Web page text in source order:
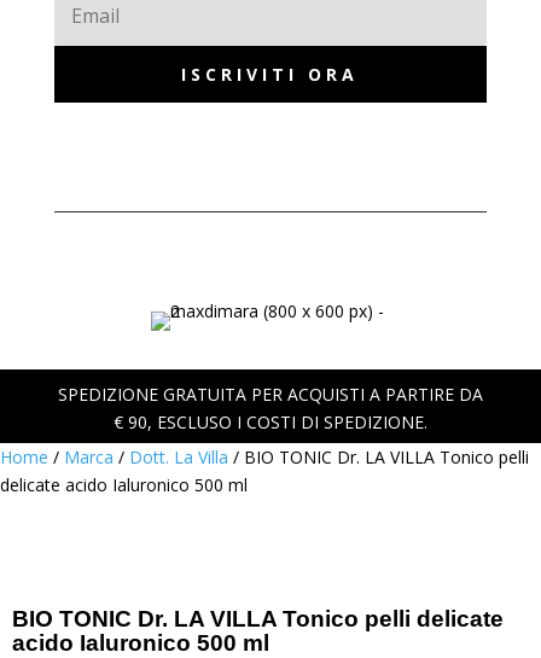
ISCRIVITI ORA
SPEDIZIONE GRATUITA PER ACQUISTI A PARTIRE DA
€ 90, ESCLUSO I COSTI DI SPEDIZIONE.
Home / Marca / Dott. La Villa / BIO TONIC Dr. LA VILLA Tonico pelli
delicate acido Ialuronico 500 ml
BIO TONIC Dr. LA VILLA Tonico pelli delicate
acido Ialuronico 500 ml